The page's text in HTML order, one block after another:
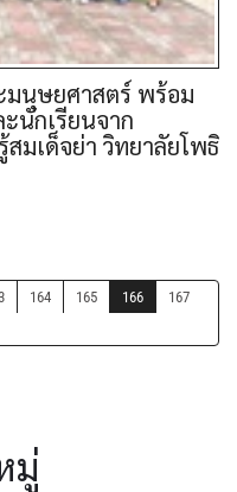
นุษยศาสตร์ พร้อม
นักเรียนจาก
สมเด็จย่า วิทยาลัยโพธิ
164 165 166
167
มู่